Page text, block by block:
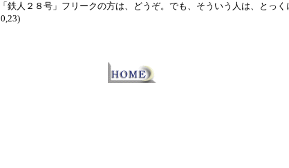
鉄人２８号」フリークの方は、どうぞ。でも、そういう人は、とっく